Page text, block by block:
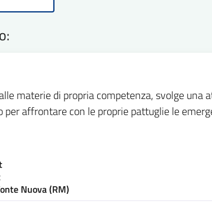
materie di propria competenza, svolge una
affrontare con le proprie pattuglie le
Nuova (RM)